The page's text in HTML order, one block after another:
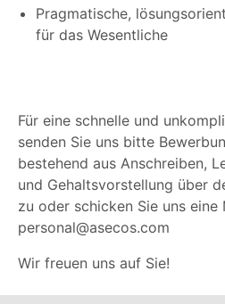
Pragmatische,
für das Wesentliche
Für eine schnelle und
senden Sie uns bitte
bestehend aus Anschreiben,
und Gehaltsvorstellung über
zu oder schicken Sie uns
personal@asecos.com
Wir freuen uns auf Sie!